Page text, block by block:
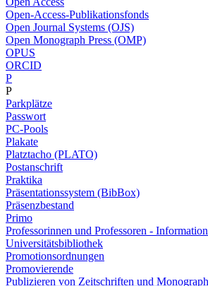
Open-Access-Publikationsfonds
Open Journal Systems (OJS)
Open Monograph Press (OMP)
OPUS
ORCID
P
P
Parkplätze
Passwort
PC-Pools
Plakate
Platztacho (PLATO)
Postanschrift
Praktika
Präsentationssystem (BibBox)
Präsenzbestand
Primo
Professorinnen und Professoren -
Universitätsbibliothek
Promotionsordnungen
Promovierende
Publizieren von Zeitschriften und